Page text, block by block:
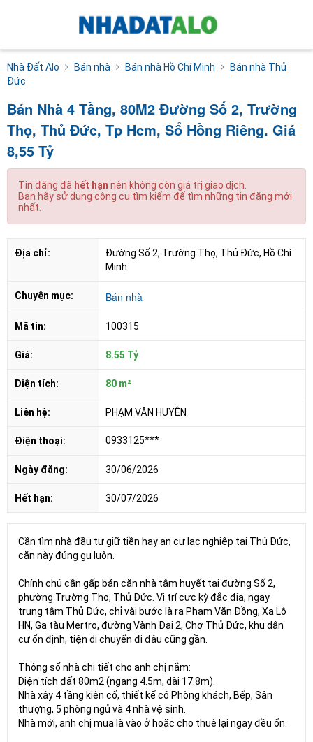
Nhà Đất Alo Bán nhà Bán nhà Hồ Chí Minh
Bán nhà Thủ
Đức
Bán Nhà 4 Tầng, 80M2 Đường Số 2, Trường
Thọ, Thủ Đức, Tp Hcm, Sổ Hồng Riêng. Giá
8,55 Tỷ
Tin đăng đã hết hạn nên không còn giá trị giao dịch.
Bạn hãy sử dụng công cụ tìm kiếm để tìm những tin đăng mới
nhất.
Địa chỉ:
Đường Số 2, Trường Thọ, Thủ Đức, Hồ Chí
Minh
Chuyên mục: Bán nhà
Mã tin: 100315
Giá: 8.55 Tỷ
Diện tích: 80 m²
Liên hệ: PHẠM VĂN HUYÊN
Điện thoại: 0933125***
Ngày đăng: 30/06/2026
Hết hạn: 30/07/2026
Cần tìm nhà đầu tư giữ tiền hay an cư lạc nghiệp tại Thủ Đức,
căn này đúng gu luôn.
Chính chủ cần gấp bán căn nhà tâm huyết tại đường Số 2,
phường Trường Thọ, Thủ Đức. Vị trí cực kỳ đắc địa, ngay
trung tâm Thủ Đức, chỉ vài bước là ra Phạm Văn Đồng, Xa Lộ
HN, Ga tàu Mertro, đường Vành Đai 2, Chợ Thủ Đức, khu dân
cư ổn định, tiện di chuyển đi đâu cũng gần.
Thông số nhà chi tiết cho anh chị nắm:
Diện tích đất 80m2 (ngang 4.5m, dài 17.8m).
Nhà xây 4 tầng kiên cố, thiết kế có Phòng khách, Bếp, Sân
thượng, 5 phòng ngủ và 4 nhà vệ sinh.
Nhà mới, anh chị mua là vào ở hoặc cho thuê lại ngay đều ổn.